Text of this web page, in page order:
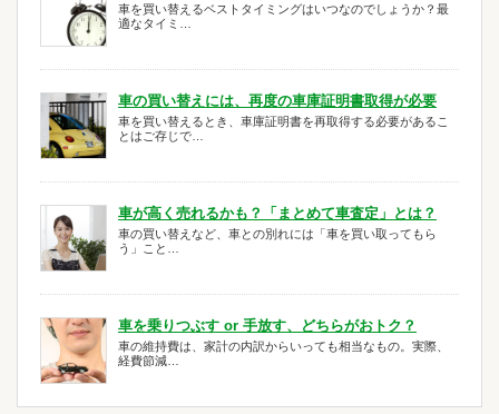
車を買い替えるベストタイミングはいつなのでしょうか？最
適なタイミ…
車の買い替えには、再度の車庫証明書取得が必要
車を買い替えるとき、車庫証明書を再取得する必要があるこ
とはご存じで…
車が高く売れるかも？「まとめて車査定」とは？
車の買い替えなど、車との別れには「車を買い取ってもら
う」こと…
車を乗りつぶす or 手放す、どちらがおトク？
車の維持費は、家計の内訳からいっても相当なもの。実際、
経費節減…